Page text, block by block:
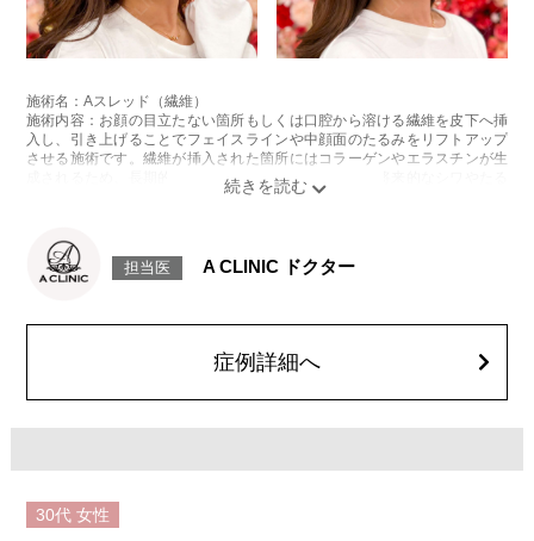
施術名：Aスレッド（繊維）
施術内容：お顔の目立たない箇所もしくは口腔から溶ける繊維を皮下へ挿
入し、引き上げることでフェイスラインや中顔面のたるみをリフトアップ
させる施術です。繊維が挿入された箇所にはコラーゲンやエラスチンが生
成されるため、長期的な美肌効果、肌質の改善効果、将来的なシワやたる
みの予防効果が期待できます。
とがございます。また、稀ではありますが、施術部位の細菌感染症、皮膚
のよれ、繊維の突出などが生じることがございます。化膿止め・痛み止め
費用：1部位 184,800円(税込)
オプション：笑気麻酔 3,300円(税込)
担当医 A CLINIC ドクター
症例詳細へ
30代 女性